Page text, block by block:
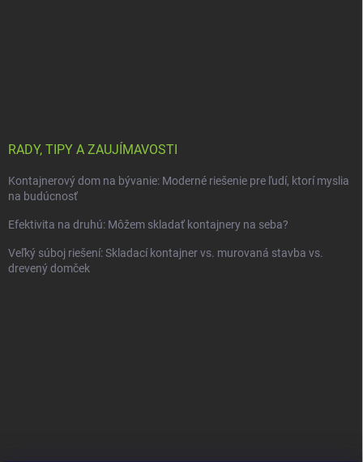
RADY, TIPY A ZAUJÍMAVOSTI
Kontajnerový dom na bývanie: Moderné riešenie pre ľudí, ktorí myslia
na budúcnosť
Efektivita na druhú: Môžem skladať kontajnery na seba?
Veľký súboj riešení: Skladací kontajner vs. murovaná stavba vs.
drevený domček